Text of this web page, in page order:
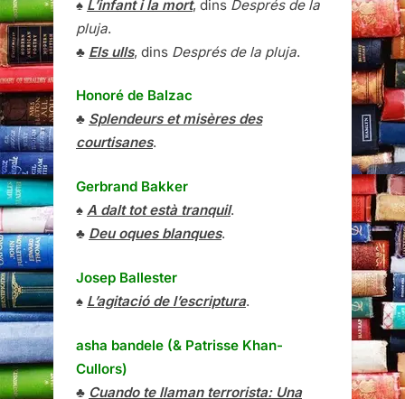
♠ L’infant i la mort, dins Després de la
pluja.
♣ Els ulls, dins Després de la pluja.
Honoré de Balzac
♣ Splendeurs et misères des
courtisanes.
Gerbrand Bakker
♠ A dalt tot està tranquil.
♣ Deu oques blanques.
Josep Ballester
♠ L’agitació de l’escriptura.
asha bandele (& Patrisse Khan-
Cullors)
♣ Cuando te llaman terrorista: Una